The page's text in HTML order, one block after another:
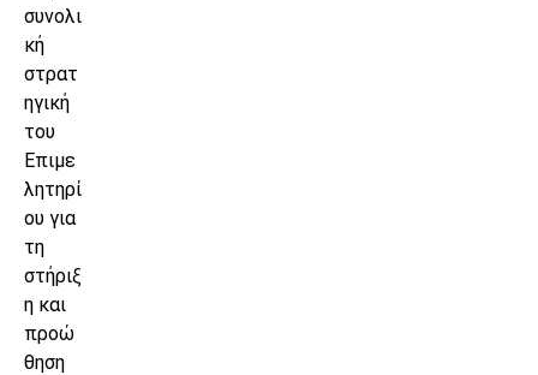
συνολι
κή
στρατ
ηγική
του
Επιμε
λητηρί
ου για
τη
στήριξ
η και
προώ
θηση